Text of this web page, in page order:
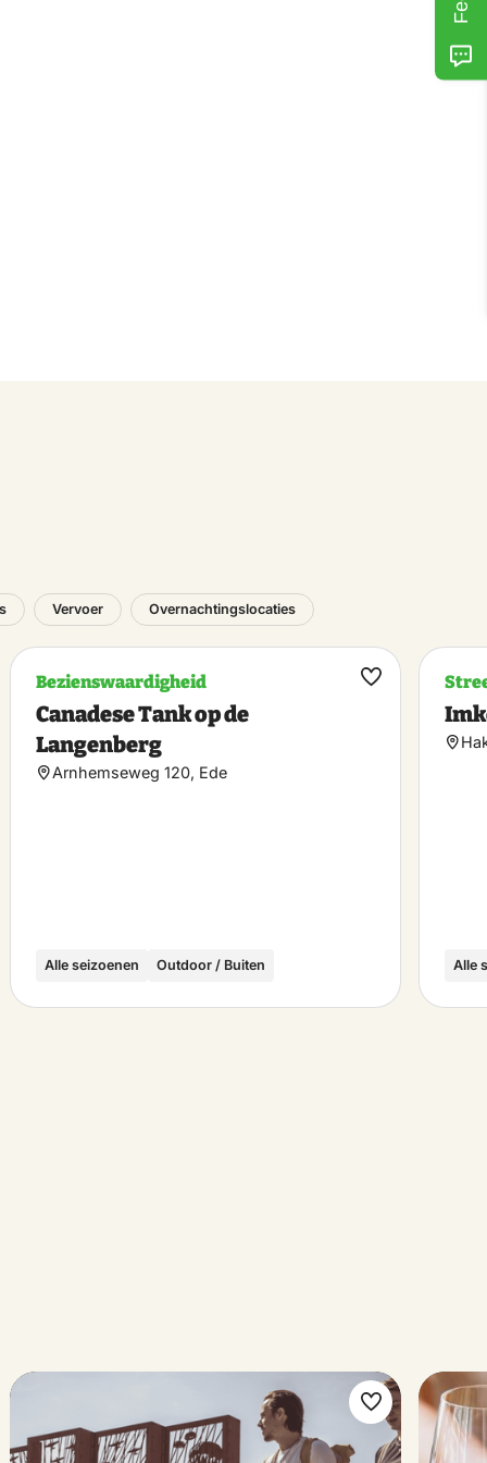
Vervoer Overnachtingslocaties
Bezienswaardigheid
Canadese Tank op de
Langenberg
Arnhemseweg 120, Ede
Alle seizoenen Outdoor / Buiten
Maak
Alle
Maak
favoriet